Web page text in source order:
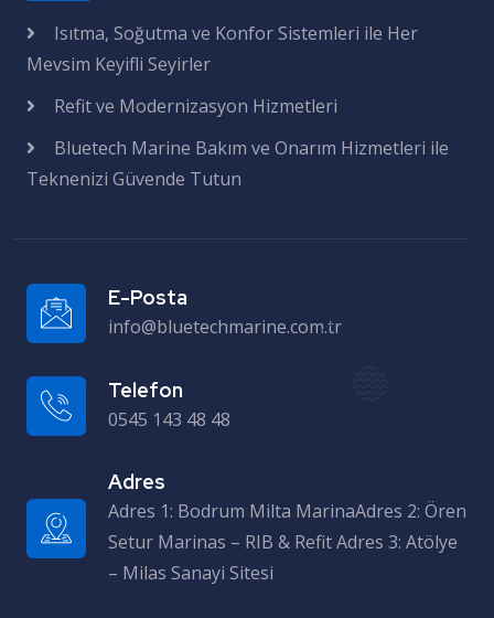
Isıtma, Soğutma ve Konfor Sistemleri ile Her
Mevsim Keyifli Seyirler
Refit ve Modernizasyon Hizmetleri
Bluetech Marine Bakım ve Onarım Hizmetleri ile
Teknenizi Güvende Tutun
E-Posta
info@bluetechmarine.com.tr
Telefon
0545 143 48 48
Adres
Adres 1: Bodrum Milta MarinaAdres 2: Ören Setur Marinas – RIB & Refit Adres 3: Atölye – Milas Sanayi Sitesi